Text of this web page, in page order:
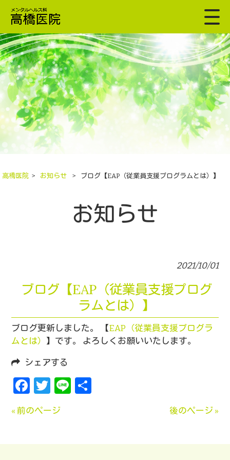
高橋医院 > お知らせ > ブログ【EAP（従業員支援プログラムとは）】
お知らせ
2021/10/01
ブログ【EAP（従業員支援プログ
ラムとは）】
ブログ更新しました。 【EAP（従業員支援プログラ
ムとは）】です。 よろしくお願いいたします。
シェアする
Facebook
Twitter
Line
« 前のページ 後のページ »